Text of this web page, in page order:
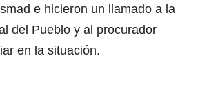
e hicieron un llamado a la
del Pueblo y al procurador
en la situación.